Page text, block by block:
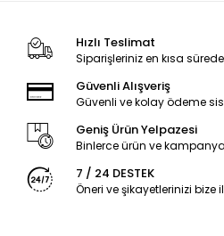
Hızlı Teslimat
Siparişleriniz en kısa
Güvenli Alışveriş
Güvenli ve kolay ödeme
Geniş Ürün Yelpazesi
Binlerce ürün ve
7 / 24 DESTEK
Öneri ve şikayetlerinizi bize